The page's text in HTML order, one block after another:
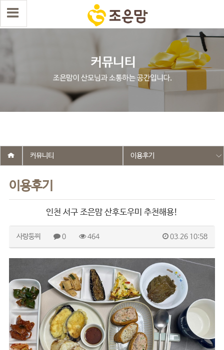
select wr_id, wr_subject from g5_write_m05_04 where wr_is_comment
= 0 and wr_datetime <= '2026-03-26 10:58:05' and wr_id <> '2701'
order by wr_datetime desc limit 1 asdasf
이용후기
커뮤니티 이용후기
인천 서구 조은맘 산후도우미 추천해용!
사랑둥찌 0 464 03.26 10:58